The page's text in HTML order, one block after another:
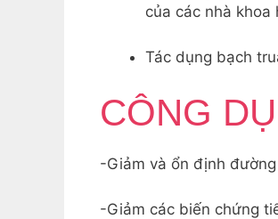
của các nhà
Tác dụng bạch
CÔNG
-Giảm và ổn định
-Giảm các biến chứng